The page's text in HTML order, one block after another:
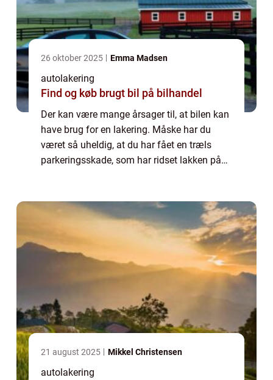
26 oktober 2025 Emma Madsen
autolakering
Find og køb brugt bil på bilhandel
Der kan være mange årsager til, at bilen kan
have brug for en lakering. Måske har du
været så uheldig, at du har fået en træls
parkeringsskade, som har ridset lakken på
21 august 2025 Mikkel Christensen
autolakering